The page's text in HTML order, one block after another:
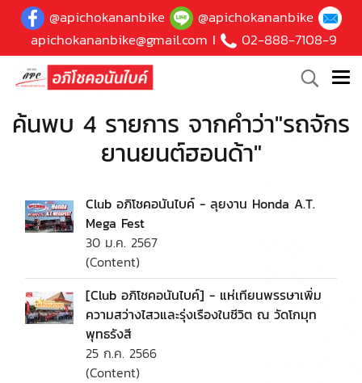
@apichokananbike
@apichokananbike
apichokananbike@gmail.com I 02-888-7108-9
ค้นพบ 4 รายการ จากคำว่า"รถจักร
ยานยนต์ฮอนด้า"
Club อภิโชคอนันไบค์ - ลุยงาน Honda A.T.
Mega Fest
30 ม.ค. 2567
(Content)
[Club อภิโชคอนันไบค์] - แห่เทียนพรรษาเพิ่ม
ความสว่างไสวและรุ่งเรืองในชีวิต ณ วัดโกมุท
พุทธรังสี
25 ก.ค. 2566
(Content)